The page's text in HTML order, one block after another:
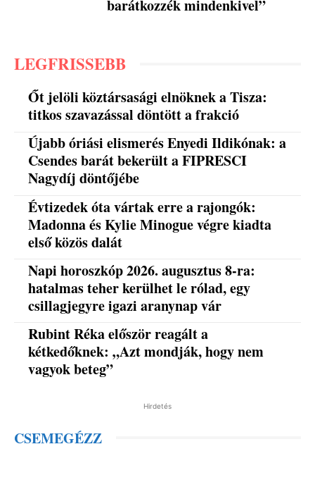
barátkozzék mindenkivel”
LEGFRISSEBB
Őt jelöli köztársasági elnöknek a Tisza:
titkos szavazással döntött a frakció
Újabb óriási elismerés Enyedi Ildikónak: a
Csendes barát bekerült a FIPRESCI
Nagydíj döntőjébe
Évtizedek óta vártak erre a rajongók:
Madonna és Kylie Minogue végre kiadta
első közös dalát
Napi horoszkóp 2026. augusztus 8-ra:
hatalmas teher kerülhet le rólad, egy
csillagjegyre igazi aranynap vár
Rubint Réka először reagált a
kétkedőknek: „Azt mondják, hogy nem
vagyok beteg”
Hirdetés
CSEMEGÉZZ